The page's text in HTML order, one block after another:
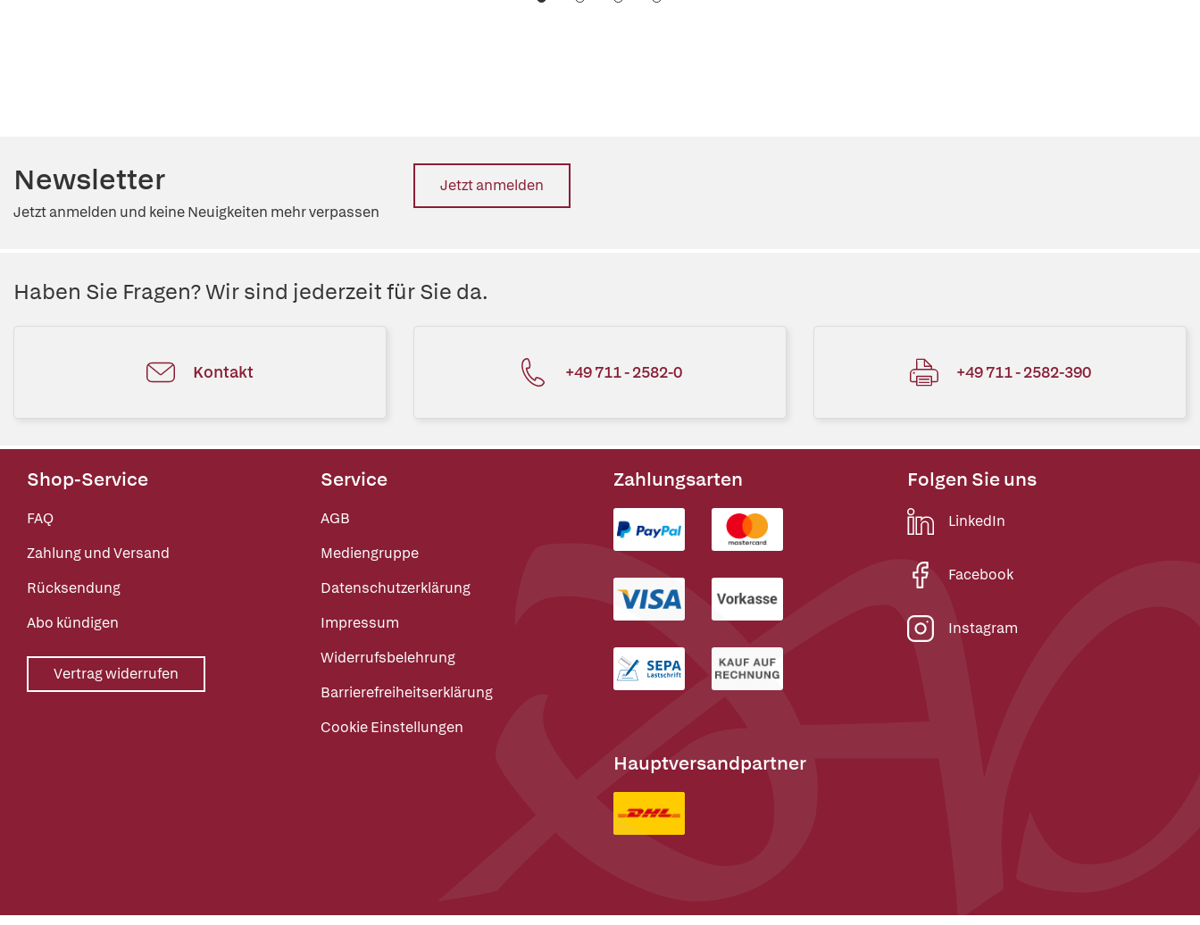
Newsletter
Jetzt anmelden und keine Neuigkeiten mehr verpassen
Jetzt anmelden
Haben Sie Fragen? Wir sind jederzeit für Sie da.
Kontakt +49 711 - 2582-0 +49 711 - 2582-390
Shop-Service
FAQ
Zahlung und Versand
Rücksendung
Abo kündigen
Vertrag widerrufen
Service
AGB
Mediengruppe
Datenschutzerklärung
Impressum
Widerrufsbelehrung
Barrierefreiheitserklärung
Cookie Einstellungen
Zahlungsarten
Hauptversandpartner
Folgen Sie uns
LinkedIn
Facebook
Instagram